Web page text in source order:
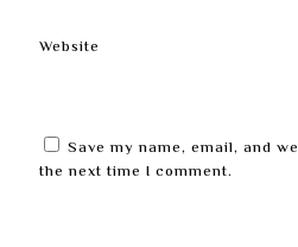
Website
Save my name, email, and
the next time I comment.